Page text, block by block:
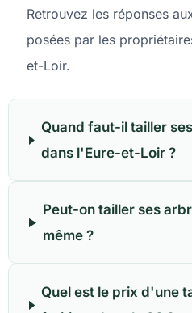
Retrouvez les réponses
posées par les
et-Loir.
Quand faut-il tailler
dans l'Eure-et-Loir ?
Peut-on tailler ses
même ?
Quel est le prix d'une